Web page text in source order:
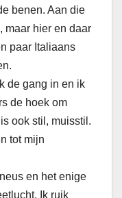
benen. Aan die
maar hier en daar
paar Italiaans
de gang in en ik
de hoek om
ook stil, muisstil.
tot mijn
en het enige
Ik ruik